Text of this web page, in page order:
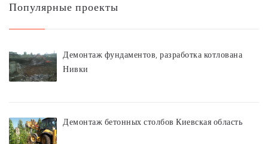
Популярные проекты
Демонтаж фундаментов, разработка котлована
Нивки
Демонтаж бетонных столбов Киевская область